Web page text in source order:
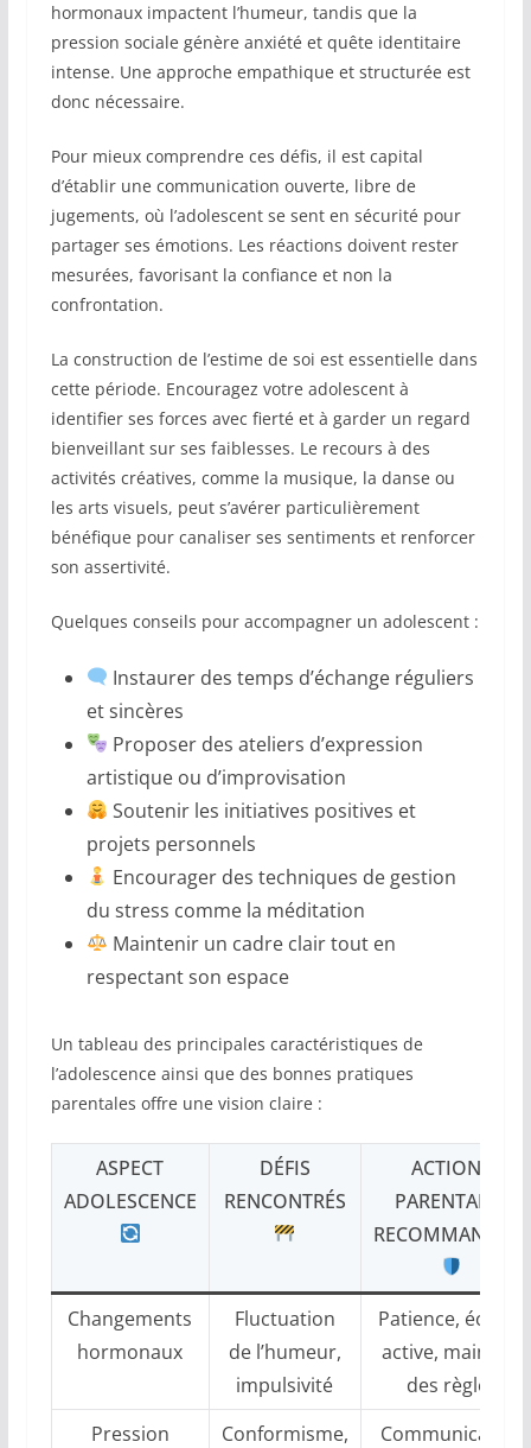
hormonaux impactent l’humeur, tandis que la
pression sociale génère anxiété et quête identitaire
intense. Une approche empathique et structurée est
donc nécessaire.
Pour mieux comprendre ces défis, il est capital
d’établir une communication ouverte, libre de
jugements, où l’adolescent se sent en sécurité pour
partager ses émotions. Les réactions doivent rester
mesurées, favorisant la confiance et non la
confrontation.
La construction de l’estime de soi est essentielle dans
cette période. Encouragez votre adolescent à
identifier ses forces avec fierté et à garder un regard
bienveillant sur ses faiblesses. Le recours à des
activités créatives, comme la musique, la danse ou
les arts visuels, peut s’avérer particulièrement
bénéfique pour canaliser ses sentiments et renforcer
son assertivité.
Quelques conseils pour accompagner un adolescent :
Instaurer des temps d’échange réguliers
et sincères
Proposer des ateliers d’expression
artistique ou d’improvisation
Soutenir les initiatives positives et
projets personnels
Encourager des techniques de gestion
du stress comme la méditation
Maintenir un cadre clair tout en
respectant son espace
Un tableau des principales caractéristiques de
l’adolescence ainsi que des bonnes pratiques
parentales offre une vision claire :
ASPECT
ADOLESCENCE
DÉFIS
RENCONTRÉS
ACTIONS
PARENTALES
RECOMMANDÉES
Changements
hormonaux
Fluctuation
de l’humeur,
impulsivité
Patience, écoute
active, maintien
des règles
Pression
Conformisme,
Communication